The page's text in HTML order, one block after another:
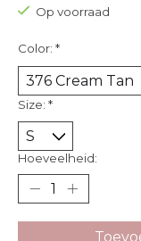
Op voorraad
Color: *
Size: *
Hoeveelheid: